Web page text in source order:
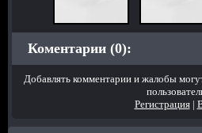
Коментарии (0):
Добавлять комментарии и жалобы
Регистрация|